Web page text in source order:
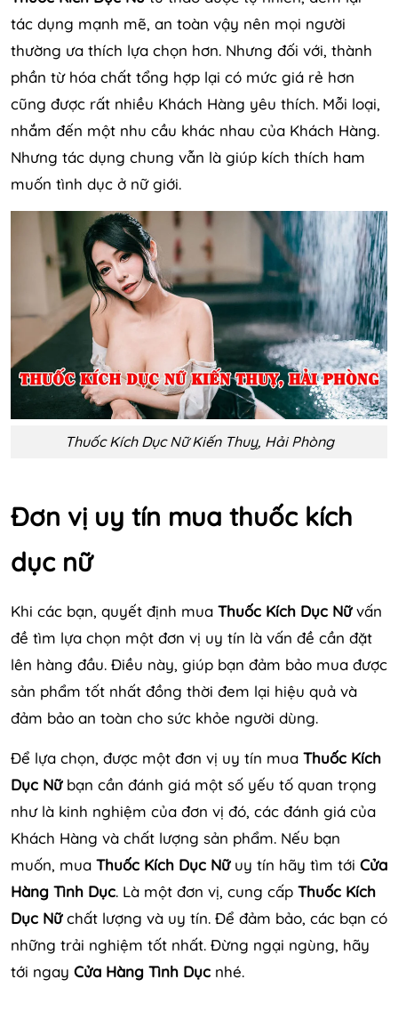
tác dụng mạnh mẽ, an toàn vậy nên mọi người
thường ưa thích lựa chọn hơn. Nhưng đối với, thành
phần từ hóa chất tổng hợp lại có mức giá rẻ hơn
cũng được rất nhiều Khách Hàng yêu thích. Mỗi loại,
nhắm đến một nhu cầu khác nhau của Khách Hàng.
Nhưng tác dụng chung vẫn là giúp kích thích ham
muốn tình dục ở nữ giới.
Thuốc Kích Dục Nữ Kiến Thuỵ, Hải Phòng
Đơn vị uy tín mua thuốc kích
dục nữ
Khi các bạn, quyết định mua Thuốc Kích Dục Nữvấn
đề tìm lựa chọn một đơn vị uy tín là vấn đề cần đặt
lên hàng đầu. Điều này, giúp bạn đảm bảo mua được
sản phẩm tốt nhất đồng thời đem lại hiệu quả và
đảm bảo an toàn cho sức khỏe người dùng.
Để lựa chọn, được một đơn vị uy tín mua Thuốc Kích
Dục Nữbạn cần đánh giá một số yếu tố quan trọng
như là kinh nghiệm của đơn vị đó, các đánh giá của
Khách Hàng và chất lượng sản phẩm. Nếu bạn
muốn, mua Thuốc Kích Dục Nữ uy tín hãy tìm tới Cửa
Hàng Tình Dục. Là một đơn vị, cung cấp Thuốc Kích
Dục Nữchất lượng và uy tín. Để đảm bảo, các bạn có
những trải nghiệm tốt nhất. Đừng ngại ngùng, hãy
tới ngay Cửa Hàng Tình Dục nhé.